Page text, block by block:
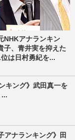
NHKアナランキン
子、青井実を抑えた
は日村勇紀を...
キング》武田真一を
アナランキング》田